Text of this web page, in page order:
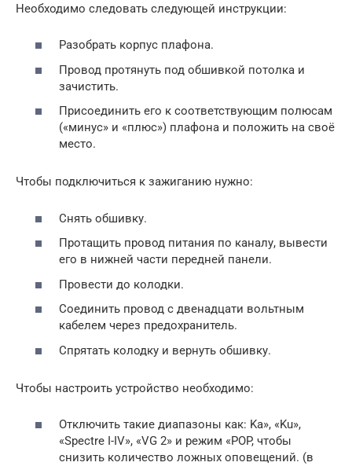
Необходимо следовать следующей инструкции:
Разобрать корпус плафона.
Провод протянуть под обшивкой потолка и
зачистить.
Присоединить его к соответствующим полюсам
(«минус» и «плюс») плафона и положить на своё
место.
Чтобы подключиться к зажиганию нужно:
Снять обшивку.
Протащить провод питания по каналу, вывести
его в нижней части передней панели.
Провести до колодки.
Соединить провод с двенадцати вольтным
кабелем через предохранитель.
Спрятать колодку и вернуть обшивку.
Чтобы настроить устройство необходимо:
Отключить такие диапазоны как: Ka», «Ku»,
«Spectre I-IV», «VG 2» и режим «POP, чтобы
снизить количество ложных оповещений. (в